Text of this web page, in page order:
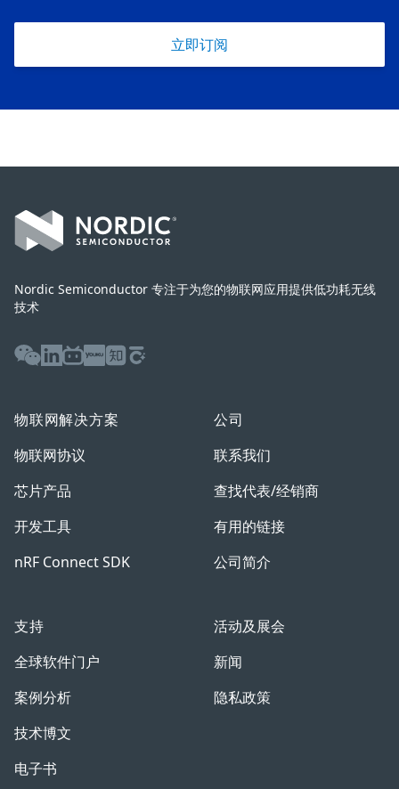
立即订阅
Nordic Semiconductor 专注于为您的物联网应用提供低功耗无线
技术
WeChatLinkedIn
BilibiliYoukuZhihuBaijiahao
物联网解决方案
物联网协议
芯片产品
开发工具
nRF Connect SDK
支持
全球软件门户
案例分析
技术博文
电子书
公司
联系我们
查找代表/经销商
有用的链接
公司简介
活动及展会
新闻
隐私政策